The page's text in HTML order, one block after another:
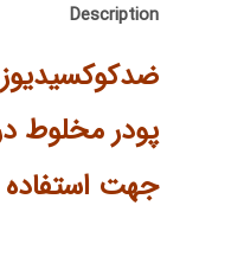
Description
پودر مخلوط
جهت استفاده